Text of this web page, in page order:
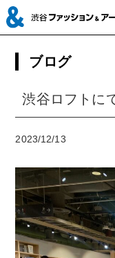
ブログ
渋谷ロフトに
2023/12/13